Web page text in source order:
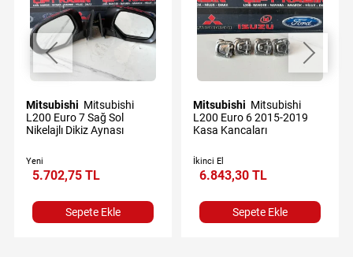
Mitsubishi
L200 Euro 7 Sağ Sol
Nikelajlı Dikiz Aynası
Yeni
5.702,75 TL
Sepete Ekle
Mitsubishi
L200 Euro 6 2015-2019
Kasa Kancaları
İkinci El
6.843,30 TL
Sepete Ekle